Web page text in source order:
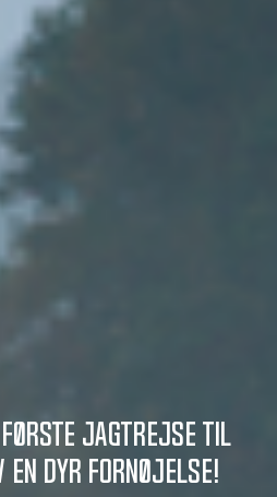
første jagtrejse til
en dyr fornøjelse!